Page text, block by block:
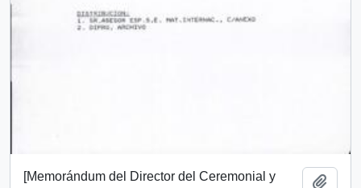
[Memorándum del Director del Ceremonial y